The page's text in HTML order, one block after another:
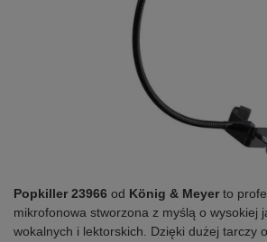
Popkiller 23966 od König & Meyer to
mikrofonowa stworzona z myślą o wysokiej
wokalnych i lektorskich. Dzięki dużej tarczy o